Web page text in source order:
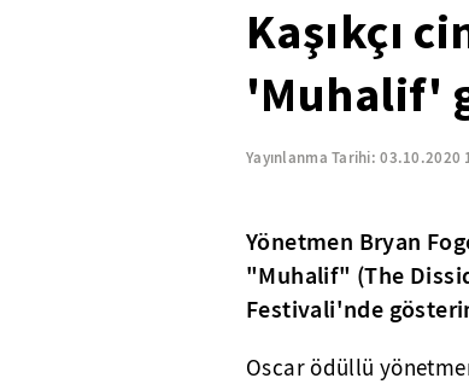
Kaşıkçı
'Muhalif'
Yayınlanma Tarihi:03.10.2020
Yönetmen Bryan
"Muhalif" (The
Festivali'nde
Oscar ödüllü